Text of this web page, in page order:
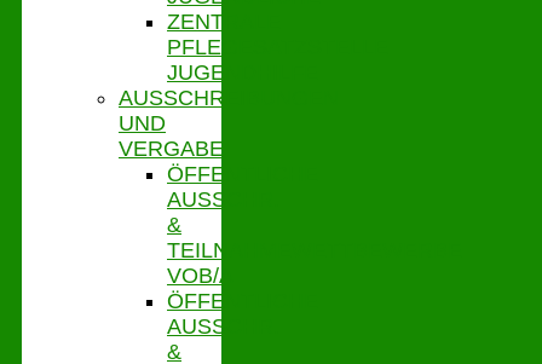
ZENTRALE
PFLEGESATZSTELLE
JUGENDHILFE
AUSSCHREIBUNGEN
UND
VERGABE
ÖFFENTLICHE
AUSSCHR.
&
TEILNAHMEWETTBEWERBE
VOB/A
ÖFFENTLICHE
AUSSCHR.
&